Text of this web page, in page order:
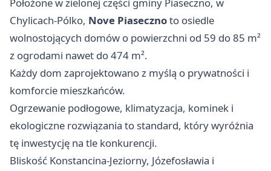
Położone w zielonej części gminy Piaseczno, w
Chylicach-Pólko, Nove Piasecznoto osiedle
wolnostojących domów o powierzchni od 59 do 85 m²
z ogrodami nawet do 474 m².
Każdy dom zaprojektowano z myślą o prywatności i
komforcie mieszkańców.
Ogrzewanie podłogowe, klimatyzacja, kominek i
ekologiczne rozwiązania to standard, który wyróżnia
tę inwestycję na tle konkurencji.
Bliskość Konstancina-Jeziorny, Józefosławia i